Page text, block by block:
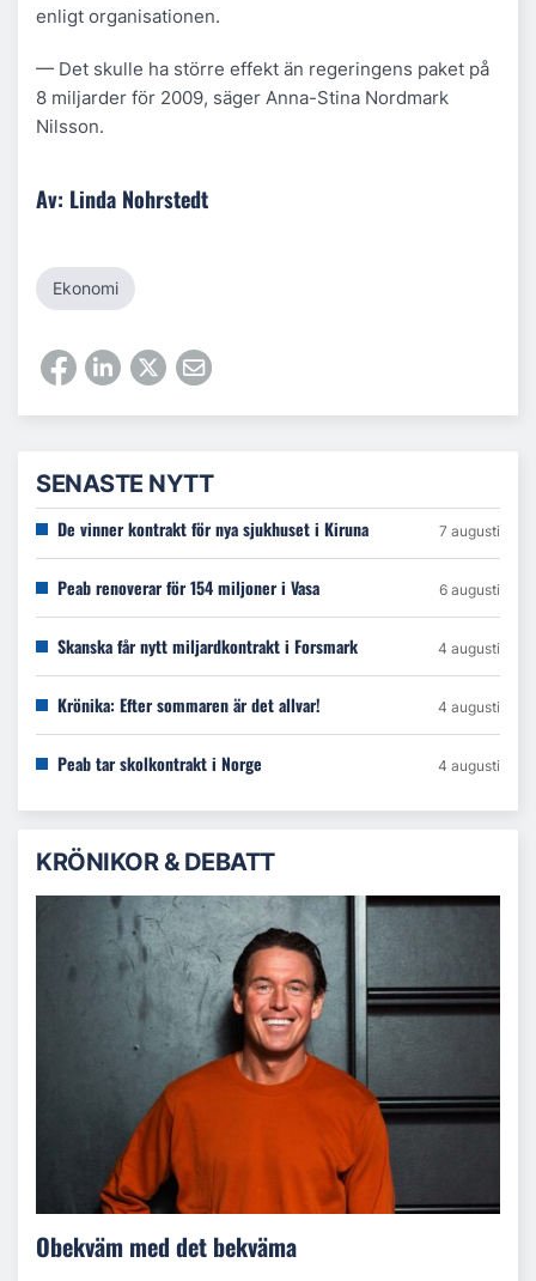
enligt organisationen.
— Det skulle ha större effekt än regeringens paket på
8 miljarder för 2009, säger Anna-Stina Nordmark
Nilsson.
Av: Linda Nohrstedt
Ekonomi
SENASTE NYTT
De vinner kontrakt för nya sjukhuset i Kiruna 7 augusti
Peab renoverar för 154 miljoner i Vasa 6 augusti
Skanska får nytt miljardkontrakt i Forsmark 4 augusti
Krönika: Efter sommaren är det allvar! 4 augusti
Peab tar skolkontrakt i Norge 4 augusti
KRÖNIKOR & DEBATT
Obekväm med det bekväma